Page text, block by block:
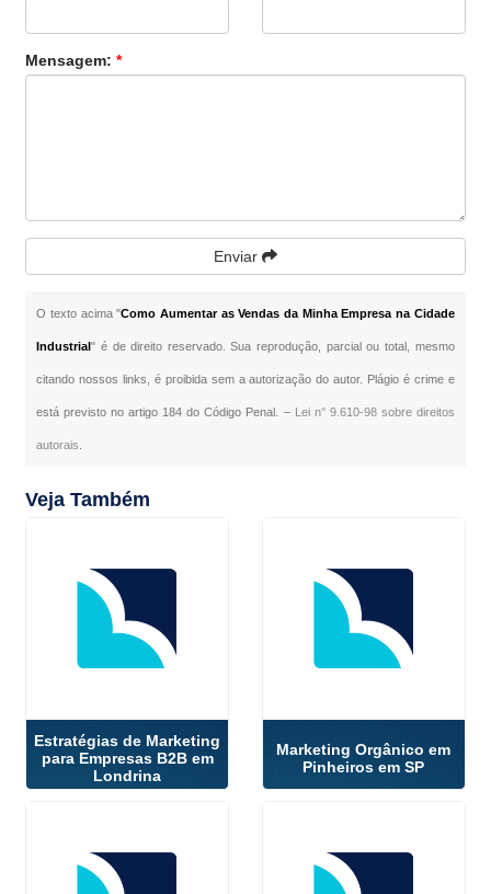
Mensagem:*
Enviar
O texto acima "Como Aumentar as Vendas da Minha Empresa na Cidade
Industrial" é de direito reservado. Sua reprodução, parcial ou total, mesmo
citando nossos links, é proibida sem a autorização do autor. Plágio é crime e
está previsto no artigo 184 do Código Penal. – Lei n° 9.610-98 sobre direitos
autorais
Veja Também
Estratégias de Marketing
para Empresas B2B em
Londrina
Marketing Orgânico em
Pinheiros em SP